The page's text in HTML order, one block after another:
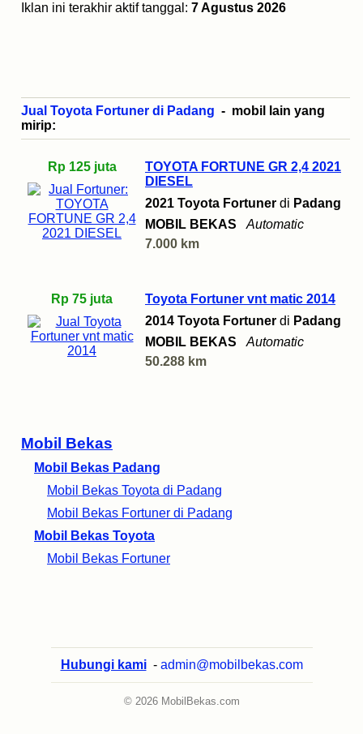
Mobil Bekas
Mobil Bekas Padang
Mobil Bekas Toyota di Padang
Mobil Bekas Fortuner di Padang
Mobil Bekas Toyota
Mobil Bekas Fortuner
Iklan ini terakhir aktif tanggal: 7 Agustus 2026
Jual Toyota Fortuner di Padang - mobil lain yang
mirip:
Rp 125 juta
TOYOTA FORTUNE GR 2,4 2021
DIESEL
2021 Toyota Fortuner di Padang
MOBIL BEKAS
Automatic
7.000 km
Rp 75 juta
Toyota Fortuner vnt matic 2014
2014 Toyota Fortuner di Padang
MOBIL BEKAS
Automatic
50.288 km
Hubungi kami - admin@mobilbekas.com
© 2026 MobilBekas.com